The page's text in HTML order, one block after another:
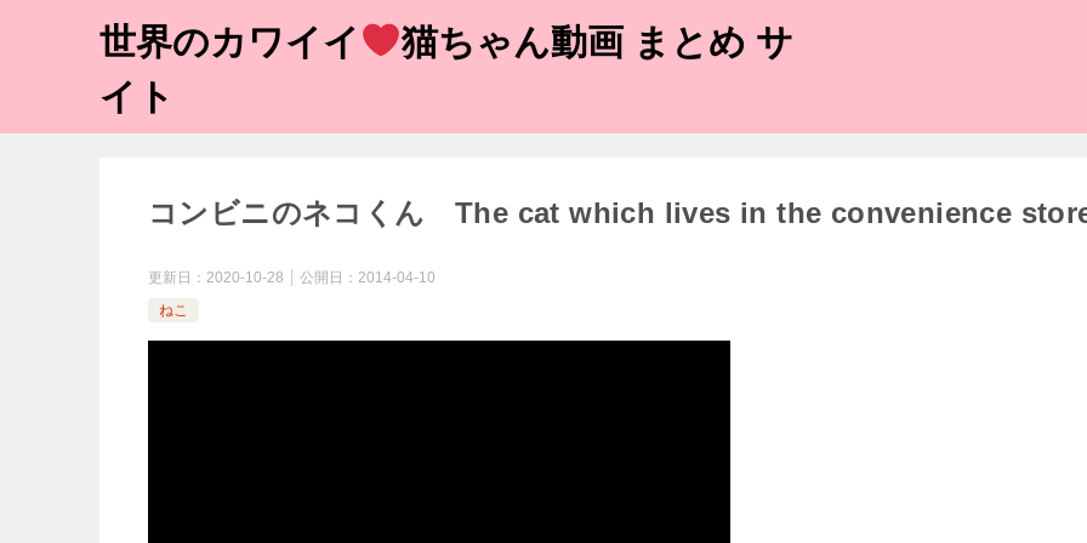
世界のカワイイ
猫ちゃん動画 まとめ サ
イト
コンビニのネコくん The cat which lives in the convenience
更新日： 2020-10-28 公開日： 2014-04-10
ねこ